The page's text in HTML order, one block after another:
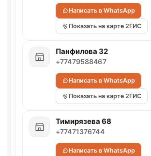
Написать в WhatsApp
Показать на карте 2ГИС
Панфилова 32
+77479588467
Написать в WhatsApp
Показать на карте 2ГИС
Тимирязева 68
+77471376744
Написать в WhatsApp